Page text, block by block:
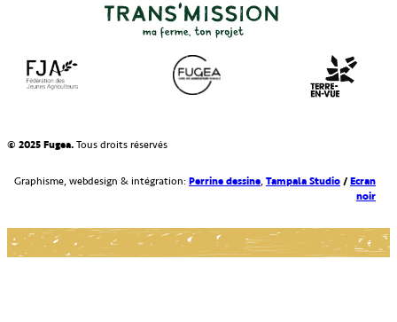
© 2025 Fugea.Tous droits réservés
Graphisme, webdesign & intégration: Perrine dessine,Tampala Studio/Ecran
noir